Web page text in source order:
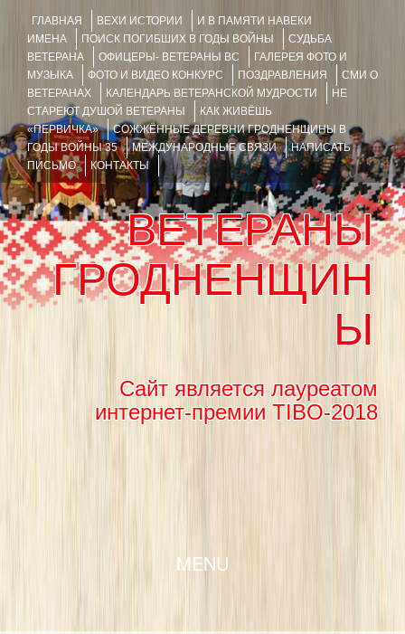
ГЛАВНАЯ ВЕХИ ИСТОРИИ
И В ПАМЯТИ НАВЕКИ
ИМЕНА
ПОИСК ПОГИБШИХ В ГОДЫ ВОЙНЫ
СУДЬБА
ВЕТЕРАНА
ОФИЦЕРЫ- ВЕТЕРАНЫ ВС
ГАЛЕРЕЯ ФОТО И
МУЗЫКА
ФОТО И ВИДЕО КОНКУРС ПОЗДРАВЛЕНИЯ
СМИ О
ВЕТЕРАНАХ
КАЛЕНДАРЬ ВЕТЕРАНСКОЙ МУДРОСТИ
НЕ
СТАРЕЮТ ДУШОЙ ВЕТЕРАНЫ
КАК ЖИВЁШЬ
«ПЕРВИЧКА»
СОЖЖЁННЫЕ ДЕРЕВНИ ГРОДНЕНЩИНЫ В
ГОДЫ ВОЙНЫ 35
МЕЖДУНАРОДНЫЕ СВЯЗИ
НАПИСАТЬ
ПИСЬМО
КОНТАКТЫ
ВЕТЕРАНЫ
ГРОДНЕНЩИН
Ы
Сайт является лауреатом
интернет-премии TIBO-2018
MENU